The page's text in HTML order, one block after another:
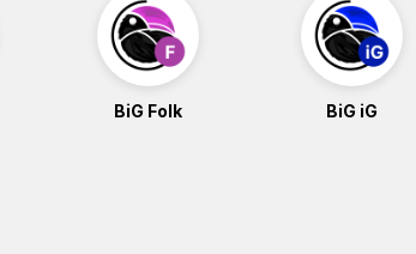
BiG Folk BiG iG